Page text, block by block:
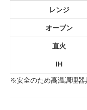
レンジ
オーブン
直火
IH
※安全のため高温調理器